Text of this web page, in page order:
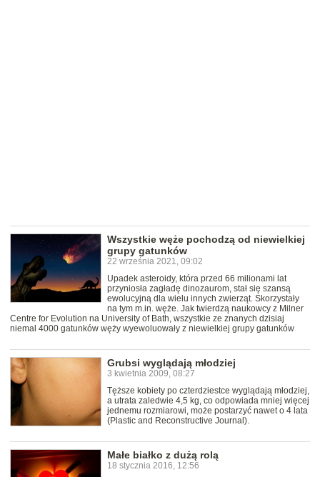
Wszystkie węże pochodzą od niewielkiej
grupy gatunków
22 września 2021, 09:02
Upadek asteroidy, która przed 66 milionami lat
przyniosła zagładę dinozaurom, stał się szansą
ewolucyjną dla wielu innych zwierząt. Skorzystały
na tym m.in. węże. Jak twierdzą naukowcy z Milner
Centre for Evolution na University of Bath, wszystkie ze znanych dzisiaj
niemal 4000 gatunków węży wyewoluowały z niewielkiej grupy gatunków
Grubsi wyglądają młodziej
3 kwietnia 2009, 08:27
Tęższe kobiety po czterdziestce wyglądają młodziej,
a utrata zaledwie 4,5 kg, co odpowiada mniej więcej
jednemu rozmiarowi, może postarzyć nawet o 4 lata
(Plastic and Reconstructive Journal).
Małe białko z dużą rolą
18 stycznia 2016, 12:56